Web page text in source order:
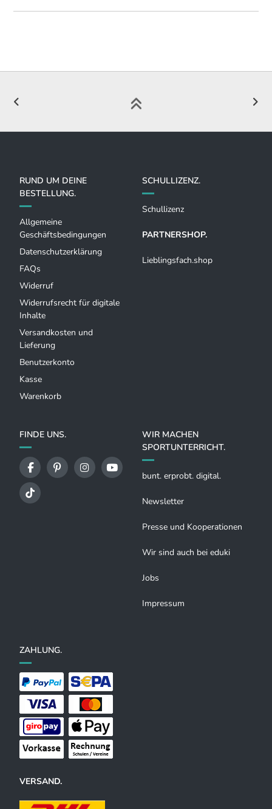
RUND UM DEINE
BESTELLUNG.
Allgemeine
Geschäftsbedingungen
Datenschutzerklärung
FAQs
Widerruf
Widerrufsrecht für digitale
Inhalte
Versandkosten und
Lieferung
Benutzerkonto
Kasse
Warenkorb
SCHULLIZENZ.
Schullizenz
PARTNERSHOP.
Lieblingsfach.shop
FINDE UNS.
WIR MACHEN
SPORTUNTERRICHT.
bunt. erprobt. digital.
Newsletter
Presse und Kooperationen
Wir sind auch bei eduki
Jobs
Impressum
ZAHLUNG.
VERSAND.